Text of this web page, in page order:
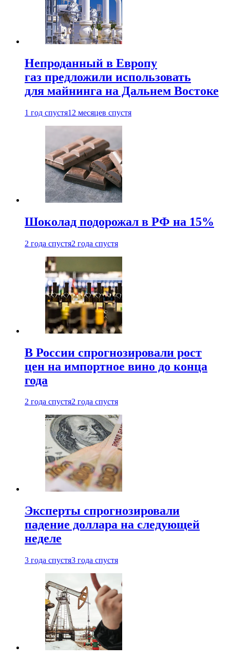
Непроданный в Европу
газ предложили использовать
для майнинга на Дальнем Востоке
1 год спустя12 месяцев спустя
Шоколад подорожал в РФ на 15%
2 года спустя2 года спустя
В России спрогнозировали рост
цен на импортное вино до конца
года
2 года спустя2 года спустя
Эксперты спрогнозировали
падение доллара на следующей
неделе
3 года спустя3 года спустя